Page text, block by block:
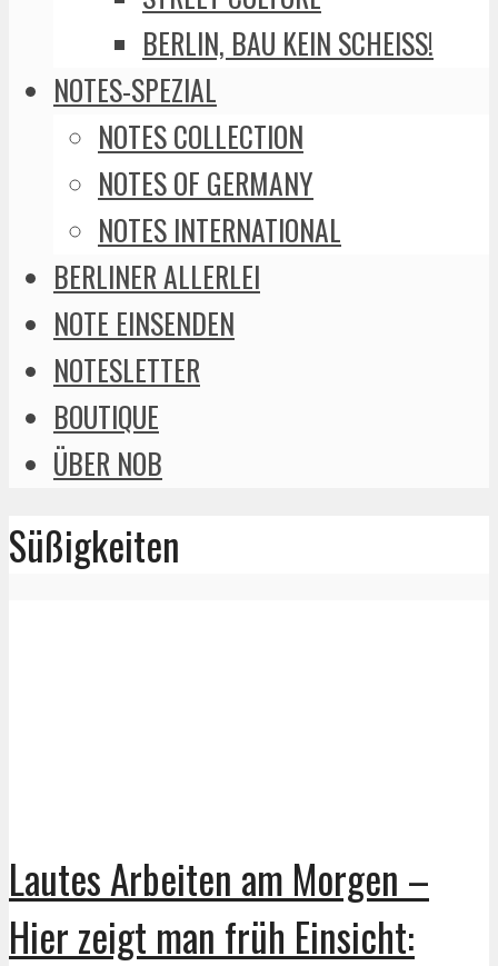
BERLIN, BAU KEIN SCHEISS!
NOTES-SPEZIAL
NOTES COLLECTION
NOTES OF GERMANY
NOTES INTERNATIONAL
BERLINER ALLERLEI
NOTE EINSENDEN
NOTESLETTER
BOUTIQUE
ÜBER NOB
Süßigkeiten
Lautes Arbeiten am Morgen –
Hier zeigt man früh Einsicht: